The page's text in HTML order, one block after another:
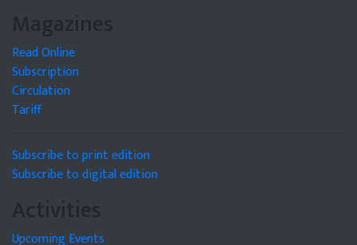
Magazines
Read Online
Subscription
Circulation
Tariff
Subscribe to print edition
Subscribe to digital edition
Activities
Upcoming Events